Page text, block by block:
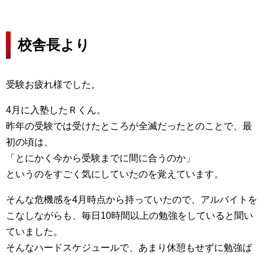
校舎長より
受験お疲れ様でした。
4月に入塾したＲくん。
昨年の受験では受けたところが全滅だったとのことで、最
初の頃は、
「とにかく今から受験までに間に合うのか」
というのをすごく気にしていたのを覚えています。
そんな危機感を4月時点から持っていたので、アルバイトを
こなしながらも、毎日10時間以上の勉強をしていると聞い
ていました。
そんなハードスケジュールで、あまり休憩もせずに勉強ば